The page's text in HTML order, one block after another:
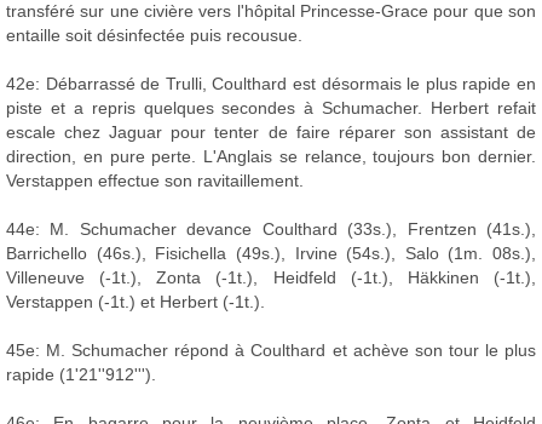
transféré sur une civière vers l'hôpital Princesse-Grace pour que son
entaille soit désinfectée puis recousue.
42e: Débarrassé de Trulli, Coulthard est désormais le plus rapide en
piste et a repris quelques secondes à Schumacher. Herbert refait
escale chez Jaguar pour tenter de faire réparer son assistant de
direction, en pure perte. L'Anglais se relance, toujours bon dernier.
Verstappen effectue son ravitaillement.
44e: M. Schumacher devance Coulthard (33s.), Frentzen (41s.),
Barrichello (46s.), Fisichella (49s.), Irvine (54s.), Salo (1m. 08s.),
Villeneuve (-1t.), Zonta (-1t.), Heidfeld (-1t.), Häkkinen (-1t.),
Verstappen (-1t.) et Herbert (-1t.).
45e: M. Schumacher répond à Coulthard et achève son tour le plus
rapide (1'21''912''').